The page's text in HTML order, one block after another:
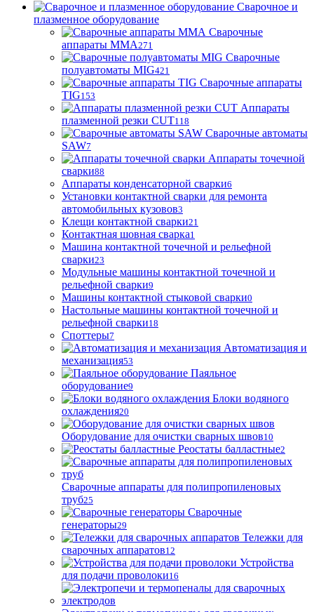
Сварочное и
плазменное оборудование
Сварочные
аппараты MMA271
Сварочные
полуавтоматы MIG421
Сварочные аппараты
TIG153
Аппараты
плазменной резки CUT118
Сварочные автоматы
SAW7
Аппараты точечной
сварки88
Аппараты конденсаторной сварки6
Установки контактной сварки для ремонта
автомобильных кузовов3
Клещи контактной сварки21
Контактная шовная сварка1
Машина контактной точечной и рельефной
сварки23
Модульные машины контактной точечной и
рельефной сварки9
Машины контактной стыковой сварки0
Настольные машины контактной точечной и
рельефной сварки18
Споттеры7
Автоматизация и
механизация53
Паяльное
оборудование9
Блоки водяного
охлаждения20
Оборудование для очистки сварных швов10
Реостаты балластные2
Сварочные аппараты для полипропиленовых
труб25
Сварочные
генераторы29
Тележки для
сварочных аппаратов12
Устройства
для подачи проволоки16